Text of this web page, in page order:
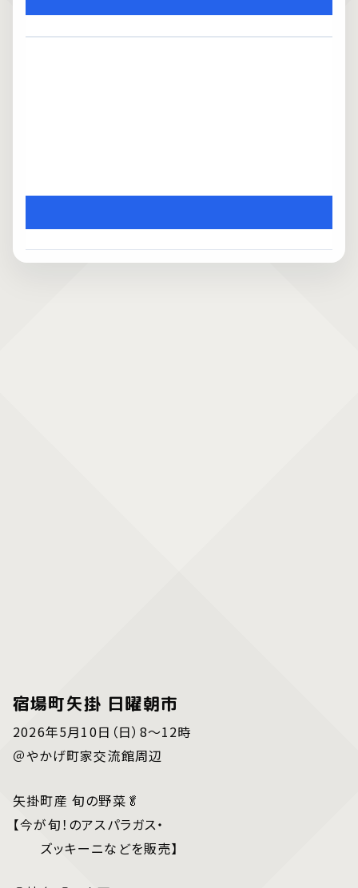
宿場町矢掛 日曜朝市
2026年5月10日（日）8～12時
＠やかげ町家交流館周辺
矢掛町産 旬の野菜🥬
【今が旬！のアスパラガス・
ズッキーニなどを販売】